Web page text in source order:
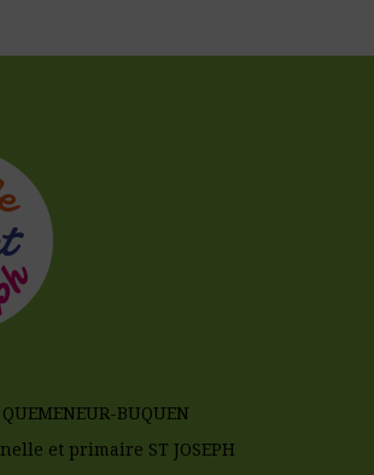
BUQUEN
et primaire ST JOSEPH